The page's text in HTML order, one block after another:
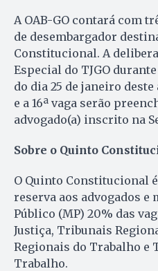
A OAB-GO contará com
de desembargador
Constitucional. A
Especial do TJGO
do dia 25 de janeiro deste
e a 16ª vaga serão
advogado(a) inscrito na
Sobre o Quinto
O Quinto Constitucional
reserva aos advogados
Público (MP) 20% das
Justiça, Tribunais
Regionais do Trabalho e
Trabalho.